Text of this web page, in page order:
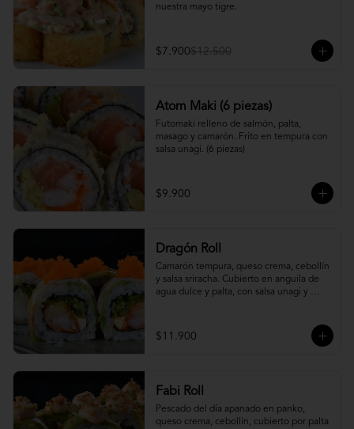
nuestra mayo tigre.
$7.900$12.500
Atom Maki (6 piezas)
Futomaki relleno de salmón, palta,
masago y camarón. Frito en tempura con
salsa unagi. (6 piezas)
$9.900
Dragón Roll
Camarón tempura, queso crema, cebollín
y salsa sriracha. Cubierto en anguila de
agua dulce y palta, con salsa unagi y
$11.900
Fabi Roll
Pescado del día apanado en panko,
queso crema, cebollín, cubierto por palta